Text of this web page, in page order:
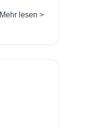
Mehr lesen >